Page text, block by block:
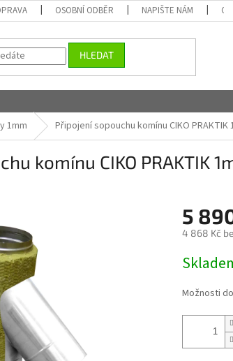
OSOBNÍ ODBĚR NAPIŠTE NÁM
HLEDAT
1mm Připojení sopouchu komínu CIKO PRAKTIK
komínu CIKO PRAKTIK
5
4 868 Kč
cena:
Možnosti